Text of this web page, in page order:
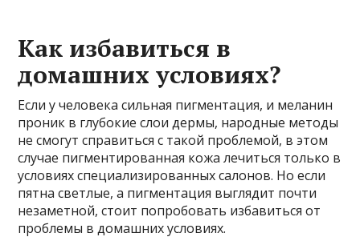
Как избавиться в
домашних условиях?
Если у человека сильная пигментация, и меланин
проник в глубокие слои дермы, народные методы
не смогут справиться с такой проблемой, в этом
случае пигментированная кожа лечиться только в
условиях специализированных салонов. Но если
пятна светлые, а пигментация выглядит почти
незаметной, стоит попробовать избавиться от
проблемы в домашних условиях.